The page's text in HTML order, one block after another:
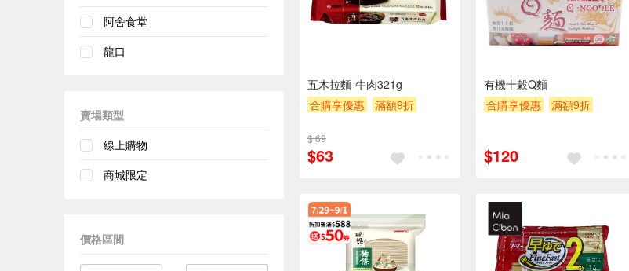
阿舍食堂
龍口
賣場類型
線上購物
商城限定
價格區間
五木拉麵-牛肉321g
合購享優惠
滿額9折
$ 69
$63
有機十穀Q麵
合購享優惠
滿額9折
$120